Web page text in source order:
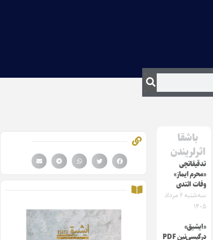
باشقا
اثرلریندن
تدقیقاتچی
«محرم ایماز»
وفات ائتدی
سه‌شنبه ۶ مرداد
۱۴۰۵
«ایشیق»
درگیسی‌نین PDF